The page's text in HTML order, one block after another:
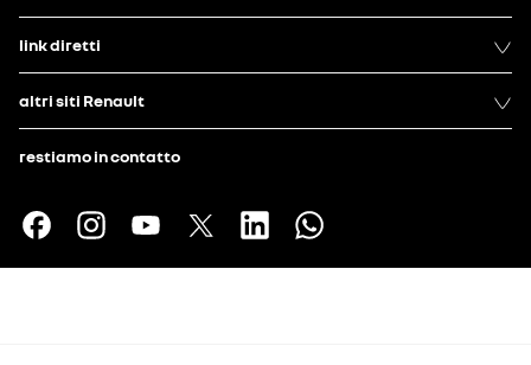
link diretti
altri siti Renault
restiamo in contatto